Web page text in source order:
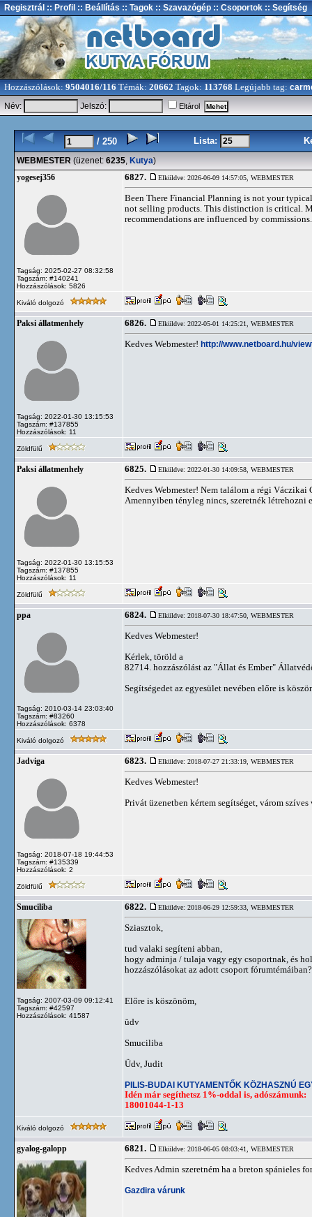
Regisztrál :: Profil :: Beállítás :: Tagok :: Szavazógép :: Csoportok :: Segítség
Hozzászólások: 9504016/116 Témák: 20662 Tagok: 113768 Legújabb tag:
Név:
Jelszó: Eltárol
/ 250 Lista:
WEBMESTER (üzenet: 6235, Kutya)
yogesej356
Tagság: 2025-02-27 08:32:58
Tagszám: #140241
Hozzászólások: 5826
6827. Elküldve: 2026-06-09 14:57:05, WEBMESTER
Been There Financial Planning is not your
not selling products. This distinction is critical.
recommendations are influenced by
Kiváló dolgozó
Paksi állatmenhely
Tagság: 2022-01-30 13:15:53
Tagszám: #137855
Hozzászólások: 11
6826. Elküldve: 2022-05-01 14:25:21, WEBMESTER
Kedves Webmester! http://www.netboard.hu/
Zöldfülű
Paksi állatmenhely
Tagság: 2022-01-30 13:15:53
Tagszám: #137855
Hozzászólások: 11
6825. Elküldve: 2022-01-30 14:09:58, WEBMESTER
Kedves Webmester! Nem találom a régi
Amennyiben tényleg nincs, szeretnék létrehozni
Zöldfülű
ppa
Tagság: 2010-03-14 23:03:40
Tagszám: #83260
Hozzászólások: 6378
6824. Elküldve: 2018-07-30 18:47:50, WEBMESTER
Kedves Webmester!
Kérlek, töröld a
82714. hozzászólást az "Állat és Ember"
Segítségedet az egyesület nevében előre is
Kiváló dolgozó
Jadviga
Tagság: 2018-07-18 19:44:53
Tagszám: #135339
Hozzászólások: 2
6823. Elküldve: 2018-07-27 21:33:19, WEBMESTER
Kedves Webmester!
Privát üzenetben kértem segítséget, várom
Zöldfülű
Smuciliba
Tagság: 2007-03-09 09:12:41
Tagszám: #42597
Hozzászólások: 41587
6822. Elküldve: 2018-06-29 12:59:33, WEBMESTER
Sziasztok,
tud valaki segíteni abban,
hogy adminja / tulaja vagy egy csoportnak, és
hozzászólásokat az adott csoport fórumtémáiban?
Előre is köszönöm,
üdv
Smuciliba
Üdv, Judit
PILIS-BUDAI KUTYAMENTŐK KÖZHASZNÚ
Idén már segíthetsz 1%-oddal is, adószámunk:
18001044-1-13
Kiváló dolgozó
gyalog-galopp 6821. Elküldve: 2018-06-05 08:03:41, WEBMESTER
Kedves Admin szeretném ha a breton spánieles
Gazdira várunk